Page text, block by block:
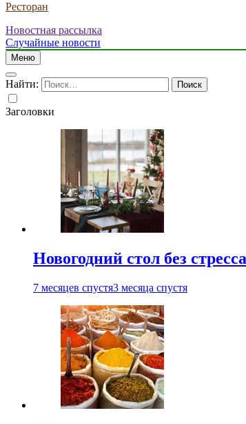
Ресторан
Новостная рассылка
Случайные новости
Меню
Найти:
Заголовки
Новогодний стол без
7 месяцев спустя3 месяца спустя